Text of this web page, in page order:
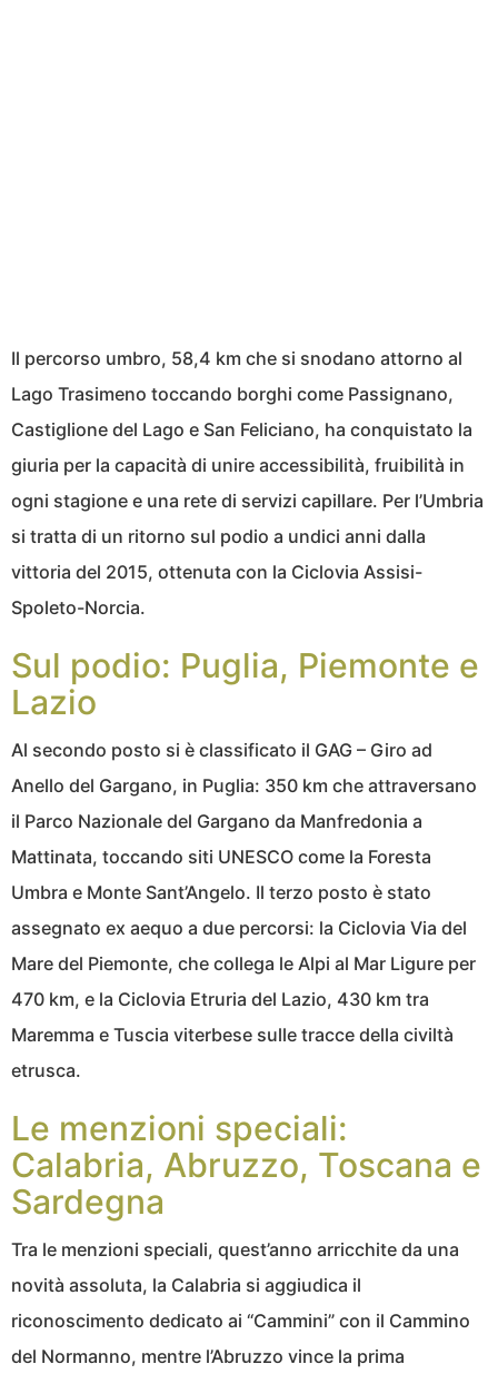
Il percorso umbro, 58,4 km che si snodano attorno al
Lago Trasimeno toccando borghi come Passignano,
Castiglione del Lago e San Feliciano, ha conquistato la
giuria per la capacità di unire accessibilità, fruibilità in
ogni stagione e una rete di servizi capillare. Per l’Umbria
si tratta di un ritorno sul podio a undici anni dalla
vittoria del 2015, ottenuta con la Ciclovia Assisi-
Spoleto-Norcia.
Sul podio: Puglia, Piemonte e
Lazio
Al secondo posto si è classificato il GAG – Giro ad
Anello del Gargano, in Puglia: 350 km che attraversano
il Parco Nazionale del Gargano da Manfredonia a
Mattinata, toccando siti UNESCO come la Foresta
Umbra e Monte Sant’Angelo. Il terzo posto è stato
assegnato ex aequo a due percorsi: la Ciclovia Via del
Mare del Piemonte, che collega le Alpi al Mar Ligure per
470 km, e la Ciclovia Etruria del Lazio, 430 km tra
Maremma e Tuscia viterbese sulle tracce della civiltà
etrusca.
Le menzioni speciali:
Calabria, Abruzzo, Toscana e
Sardegna
Tra le menzioni speciali, quest’anno arricchite da una
novità assoluta, la Calabria si aggiudica il
riconoscimento dedicato ai “Cammini” con il Cammino
del Normanno, mentre l’Abruzzo vince la prima